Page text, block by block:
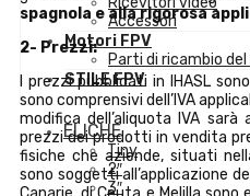
Accessori
Motori FPV
Parti di ricambio
STILE FPV
ELICHE
Tiny
2″
3″
spagnola e alla rigorosa
2- Prezzi:
I prezzi pubblicati in IHASL
sono comprensivi dell’IVA
modifica dell’aliquota IVA
prezzi dei prodotti in vendita
fisiche che aziende, situati
sono soggetti all’applicazione